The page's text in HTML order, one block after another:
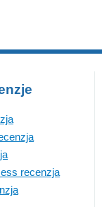
recenzja